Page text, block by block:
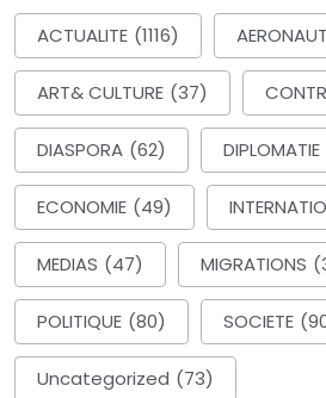
ACTUALITE (1116)
ART& CULTURE (37)
DIASPORA (62) DIPLOMATIE
ECONOMIE (49)
MEDIAS (47) MIGRATIONS
POLITIQUE (80) SOCIETE
Uncategorized (73)